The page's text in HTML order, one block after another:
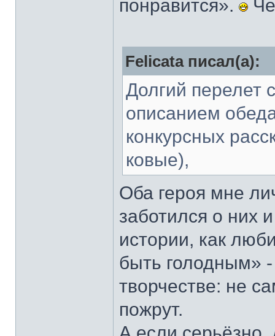
понравится».
Felicata писал(а):
Долгий перелет
описанием
конкурсных
ковые),
Оба героя мне
заботился о них
истории, как
быть голодным»
творчестве: не
пожрут.